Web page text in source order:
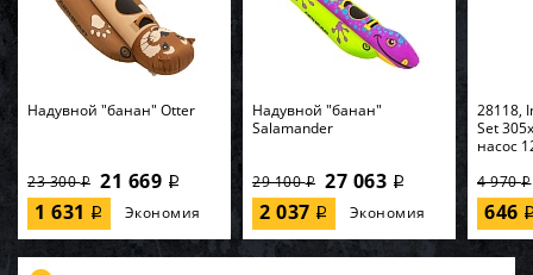
Надувной "банан" Otter
23 300i 21 669 i
1 631 i Экономия
Надувной "банан"
Salamander
29 100i 27 063 i
2 037 i Экономия
28118,
Set
насос
4 970i
646